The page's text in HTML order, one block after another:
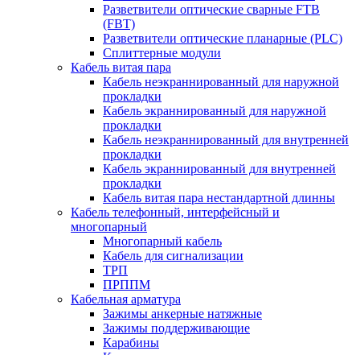
Разветвители оптические сварные FTB
(FBT)
Разветвители оптические планарные (PLC)
Сплиттерные модули
Кабель витая пара
Кабель неэкраннированный для наружной
прокладки
Кабель экраннированный для наружной
прокладки
Кабель неэкраннированный для внутренней
прокладки
Кабель экраннированный для внутренней
прокладки
Кабель витая пара нестандартной длинны
Кабель телефонный, интерфейсный и
многопарный
Многопарный кабель
Кабель для сигнализации
ТРП
ПРППМ
Кабельная арматура
Зажимы анкерные натяжные
Зажимы поддерживающие
Карабины